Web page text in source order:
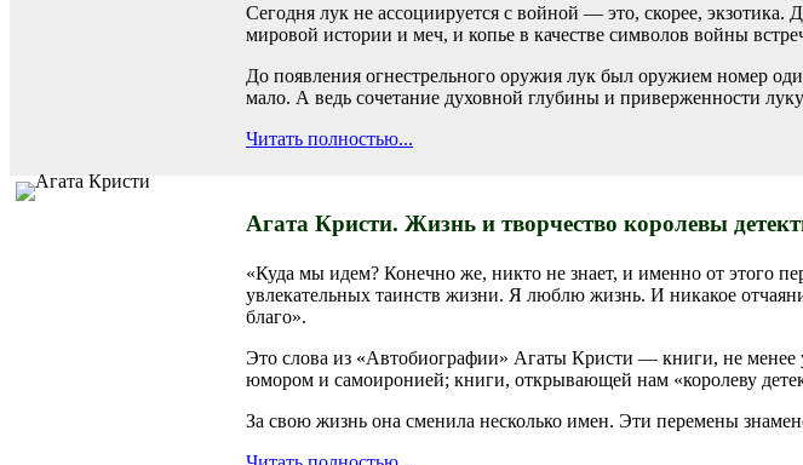
Сегодня лук не ассоциируется с войной — это, скорее,
мировой истории и меч, и копье в качестве символов войны
До появления огнестрельного оружия лук был оружием номер
мало. А ведь сочетание духовной глубины и приверженности
Читать полностью...
Агата Кристи. Жизнь и творчество королевы
«Куда мы идем? Конечно же, никто не знает, и именно от этого
увлекательных таинств жизни. Я люблю жизнь. И никакое
благо».
Это слова из «Автобиографии» Агаты Кристи — книги, не
юмором и самоиронией; книги, открывающей нам «королеву
За свою жизнь она сменила несколько имен. Эти перемены